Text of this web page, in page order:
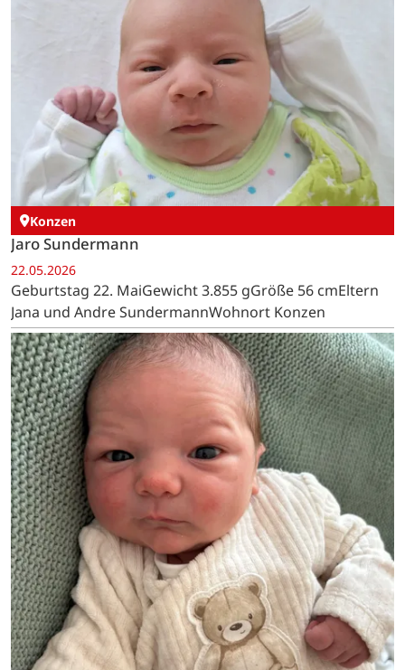
Konzen
Jaro Sundermann
22.05.2026
Geburtstag 22. MaiGewicht 3.855 gGröße 56 cmEltern
Jana und Andre SundermannWohnort Konzen